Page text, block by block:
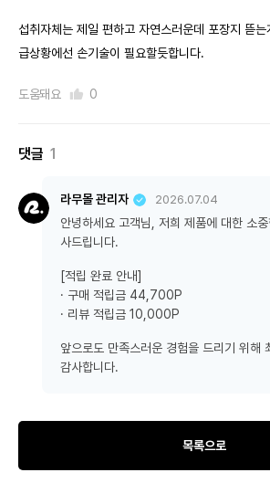
섭취자체는 제일 편하고 자연스러운데 포장지 뜯는
급상황에선 손기술이 필요할듯합니다.
도움돼요 0
댓글 1
라무몰 관리자 2026.07.04
안녕하세요 고객님, 저희 제품에 대한 소
사드립니다.
[적립 완료 안내]
· 구매 적립금 44,700P
· 리뷰 적립금 10,000P
앞으로도 만족스러운 경험을 드리기 위해
감사합니다.
목록으로